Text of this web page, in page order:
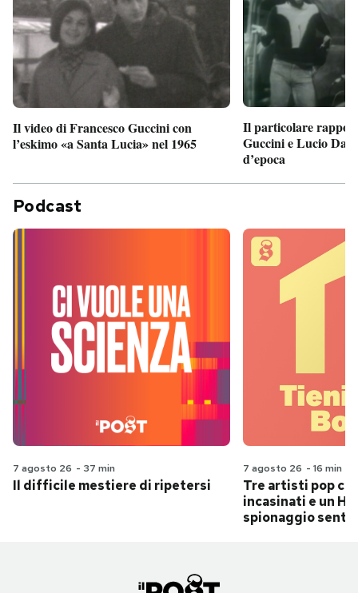
Il video di Francesco Guccini con
l’eskimo «a Santa Lucia» nel 1965
Il particolare
Guccini e Lucio
d’epoca
Podcast
7 agosto 26 - 37 min
Il difficile mestiere di ripetersi
7 agosto 26 - 16 min
Tre artisti pop
incasinati e un
spionaggio